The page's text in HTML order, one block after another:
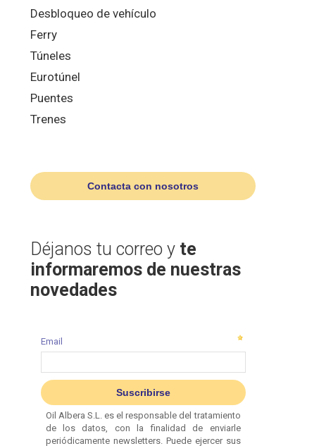
Desbloqueo de vehículo
Ferry
Túneles
Eurotúnel
Puentes
Trenes
Contacta con nosotros
Déjanos tu correo y te
informaremos de nuestras
novedades